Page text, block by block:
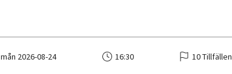
mån 2026-08-24 16:30 10 Tillfällen